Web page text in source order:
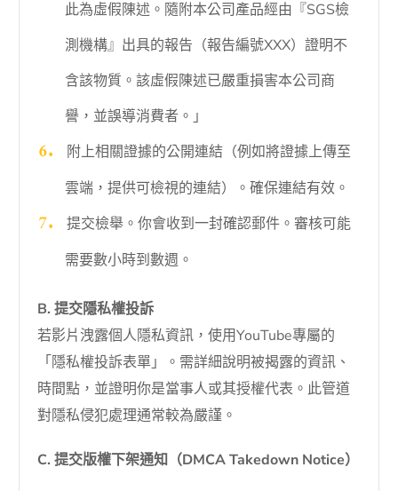
此為虛假陳述。隨附本公司產品經由『SGS檢
測機構』出具的報告（報告編號XXX）證明不
含該物質。該虛假陳述已嚴重損害本公司商
譽，並誤導消費者。」
附上相關證據的公開連結（例如將證據上傳至
雲端，提供可檢視的連結）。確保連結有效。
提交檢舉。你會收到一封確認郵件。審核可能
需要數小時到數週。
B. 提交隱私權投訴
若影片洩露個人隱私資訊，使用YouTube專屬的
「隱私權投訴表單」。需詳細說明被揭露的資訊、
時間點，並證明你是當事人或其授權代表。此管道
對隱私侵犯處理通常較為嚴謹。
C. 提交版權下架通知（DMCA Takedown Notice）